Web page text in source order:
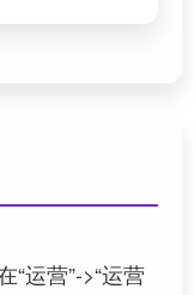
“运营”->“运营